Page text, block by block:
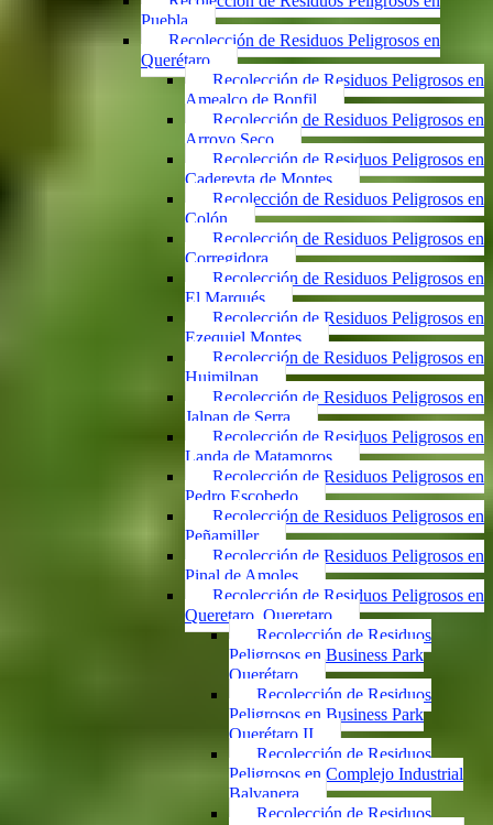
Puebla
Recolección de Residuos Peligrosos en
Querétaro
Recolección de Residuos Peligrosos en
Amealco de Bonfil
Recolección de Residuos Peligrosos en
Arroyo Seco
Recolección de Residuos Peligrosos en
Cadereyta de Montes
Recolección de Residuos Peligrosos en
Colón
Recolección de Residuos Peligrosos en
Corregidora
Recolección de Residuos Peligrosos en
El Marqués
Recolección de Residuos Peligrosos en
Ezequiel Montes
Recolección de Residuos Peligrosos en
Huimilpan
Recolección de Residuos Peligrosos en
Jalpan de Serra
Recolección de Residuos Peligrosos en
Landa de Matamoros
Recolección de Residuos Peligrosos en
Pedro Escobedo
Recolección de Residuos Peligrosos en
Peñamiller
Recolección de Residuos Peligrosos en
Pinal de Amoles
Recolección de Residuos Peligrosos en
Queretaro, Queretaro
Recolección de Residuos
Peligrosos en Business Park
Querétaro
Recolección de Residuos
Peligrosos en Business Park
Querétaro II
Recolección de Residuos
Peligrosos en Complejo Industrial
Balvanera
Recolección de Residuos